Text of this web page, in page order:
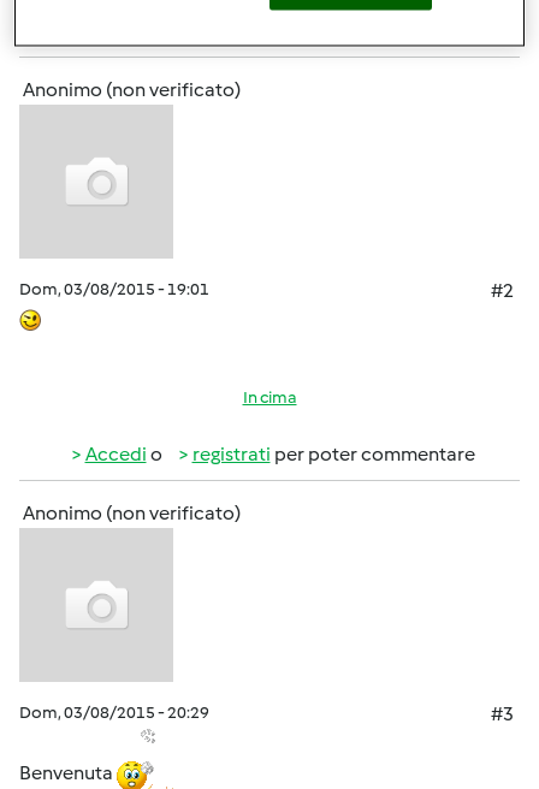
Anonimo (non verificato)
Dom, 03/08/2015 - 19:01 #2
In cima
Accedi o registrati per poter commentare
Anonimo (non verificato)
Dom, 03/08/2015 - 20:29 #3
Benvenuta